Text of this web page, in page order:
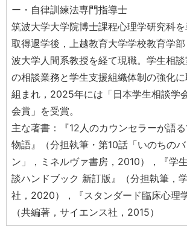
ー・自律訓練法専門指導士
筑波大学大学院博士課程心理学研究科を
取得退学後，上越教育大学学校教育学
波大学人間系教授を経て現職。学生相
の相談業務と学生支援組織体制の強化に
組まれ，2025年には「日本学生相談学
会賞」を受賞。
主な著書：『12人のカウンセラーが語
物語』（分担執筆・第10話「いのちのバ
ン」，ミネルヴァ書房，2010），『学
談ハンドブック 新訂版』（分担執筆，
社，2020），『スタンダード臨床心理学
（共編著，サイエンス社，2015）